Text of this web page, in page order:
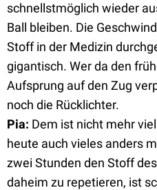
schnellstmöglich wieder
Ball bleiben. Die
Stoff in der Medizin
gigantisch. Wer da den
Aufsprung auf den Zug
noch die Rücklichter.
Pia: Dem ist nicht mehr
heute auch vieles anders
zwei Stunden den Stoff
daheim zu repetieren, ist